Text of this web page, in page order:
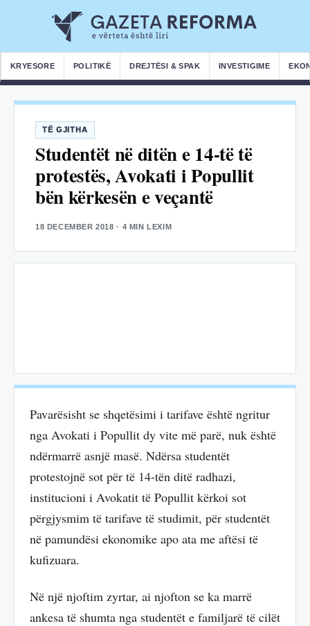
KRYESORE POLITIKË DREJTËSI & SPAK INVESTIGIME
TË GJITHA
Studentët në ditën e 14-të të
protestës, Avokati i Popullit
bën kërkesën e veçantë
18 DECEMBER 2018 · 4 MIN LEXIM
Pavarësisht se shqetësimi i tarifave është ngritur
nga Avokati i Popullit dy vite më parë, nuk është
ndërmarrë asnjë masë. Ndërsa studentët
protestojnë sot për të 14-tën ditë radhazi,
institucioni i Avokatit të Popullit kërkoi sot
përgjysmim të tarifave të studimit, për studentët
në pamundësi ekonomike apo ata me aftësi të
kufizuara.
Në një njoftim zyrtar, ai njofton se ka marrë
ankesa të shumta nga studentët e familjarë të cilët